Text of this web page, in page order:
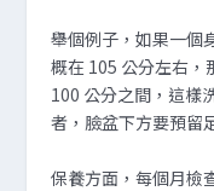
舉個例子，如果一個
概在 105 公分左右，
100 公分之間，這樣
者，臉盆下方要預留
保養方面，每個月檢